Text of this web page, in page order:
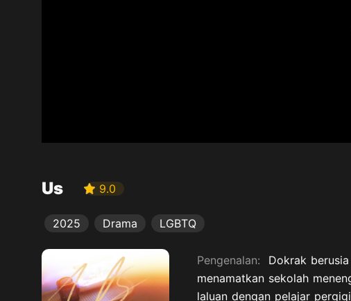
Us 9.0
2025 Drama LGBTQ
Pengenalan: Dokrak
menamatkan sekolah
laluan dengan pelajar